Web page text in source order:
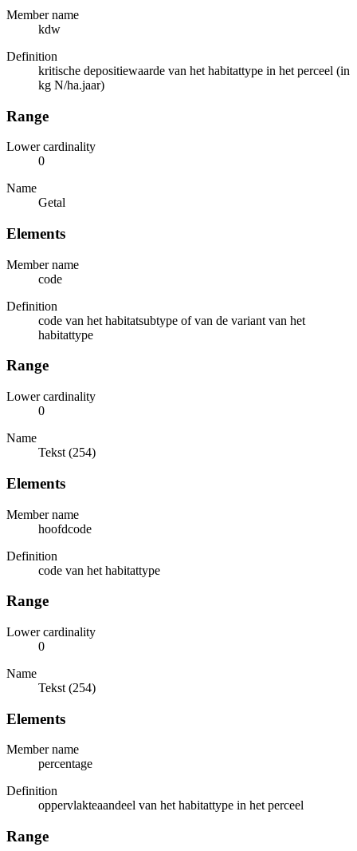
Member name
kdw
Definition
kritische depositiewaarde van het habitattype in het perceel (in
kg N/ha.jaar)
Range
Lower cardinality
0
Name
Getal
Elements
Member name
code
Definition
code van het habitatsubtype of van de variant van het
habitattype
Range
Lower cardinality
0
Name
Tekst (254)
Elements
Member name
hoofdcode
Definition
code van het habitattype
Range
Lower cardinality
0
Name
Tekst (254)
Elements
Member name
percentage
Definition
oppervlakteaandeel van het habitattype in het perceel
Range